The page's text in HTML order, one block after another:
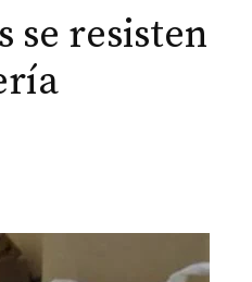
se resisten